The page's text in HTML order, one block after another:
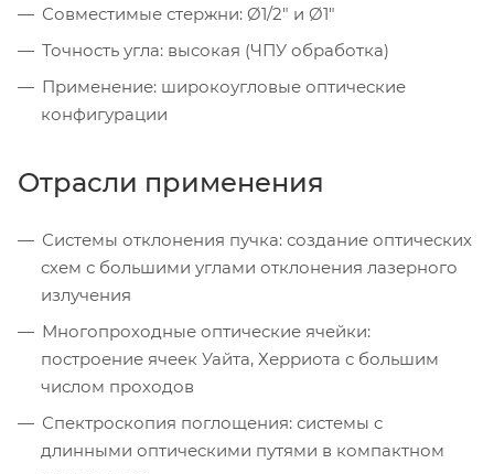
Совместимые стержни: Ø1/2" и Ø1"
Точность угла: высокая (ЧПУ обработка)
Применение: широкоугловые оптические
конфигурации
Отрасли применения
Системы отклонения пучка: создание оптических
схем с большими углами отклонения лазерного
излучения
Многопроходные оптические ячейки:
построение ячеек Уайта, Херриота с большим
числом проходов
Спектроскопия поглощения: системы с
длинными оптическими путями в компактном